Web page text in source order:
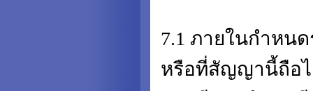
7.1 ภายในกำหน
หรือที่สัญญานี้ถือไ